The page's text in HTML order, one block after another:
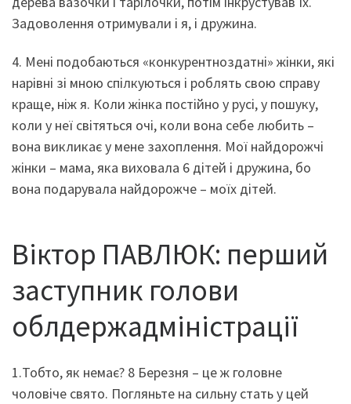
Задоволення отримували і я, і дружина.
4. Мені подобаються «конкурентноздатні» жінки, які
нарівні зі мною спілкуються і роблять свою справу
краще, ніж я. Коли жінка постійно у русі, у пошуку,
коли у неї світяться очі, коли вона себе любить –
вона викликає у мене захоплення. Мої найдорожчі
жінки – мама, яка виховала 6 дітей і дружина, бо
вона подарувала найдорожче – моїх дітей.
Віктор ПАВЛЮК: перший
заступник голови
облдержадміністрації
1.Тобто, як немає? 8 Березня – це ж головне
чоловіче свято. Погляньте на сильну стать у цей